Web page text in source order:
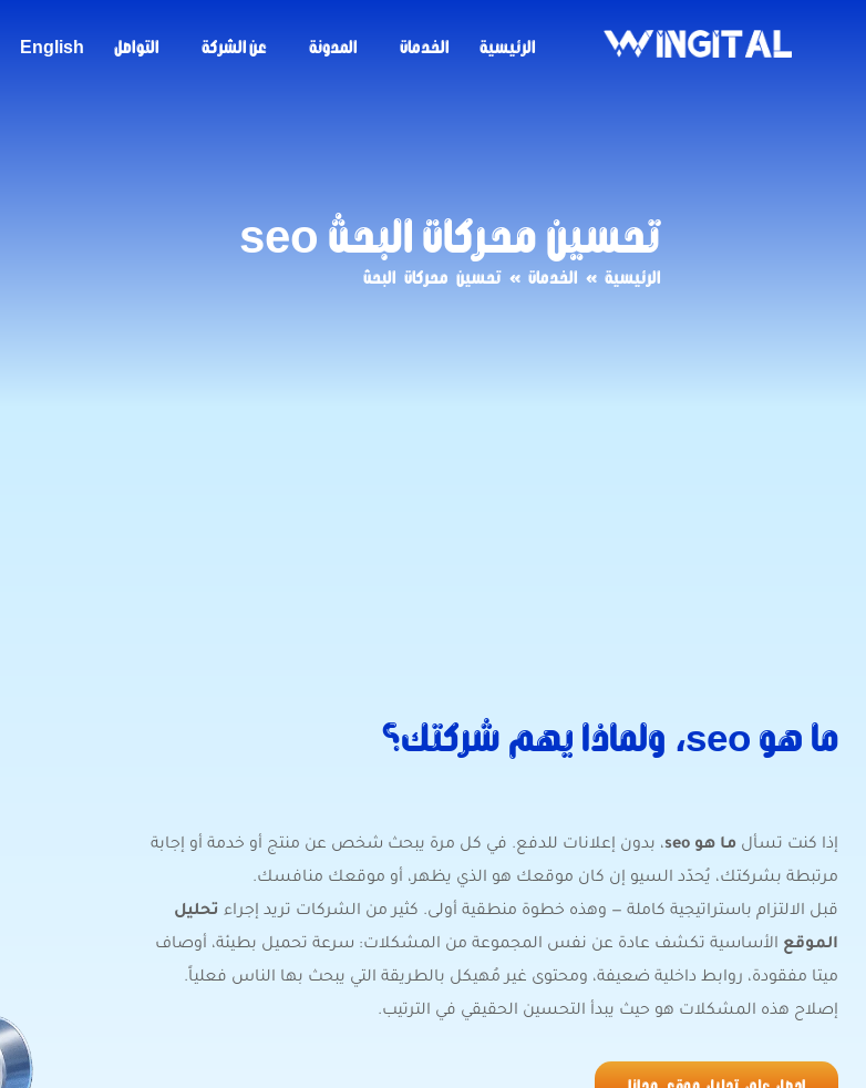
الرئيسية الخدمات المدونة عن الشركة التواصل English
تحسين محركات البحث seo
الرئيسية » الخدمات » تحسين محركات البحث
ما هو seo، ولماذا يهم شركتك؟
إذا كنت تسأل ما هو seo
، بدون إعلانات للدفع. في كل مرة يبحث شخص عن منتج أو خدمة أو إجابة
مرتبطة بشركتك، يُحدّد السيو إن كان موقعك هو الذي يظهر، أو موقعك منافسك.
قبل الالتزام باستراتيجية كاملة — وهذه خطوة منطقية أولى. كثير من الشركات تريد إجراء تحليل
الموقع الأساسية تكشف عادة عن نفس المجموعة من المشكلات: سرعة تحميل بطيئة، أوصاف
ميتا مفقودة، روابط داخلية ضعيفة، ومحتوى غير مُهيكل بالطريقة التي يبحث بها الناس فعلياً.
إصلاح هذه المشكلات هو حيث يبدأ التحسين الحقيقي في الترتيب.